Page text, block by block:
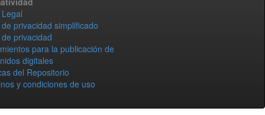
privacidad simplificado
privacidad
para la publicación de
digitales
del Repositorio
y condiciones de uso